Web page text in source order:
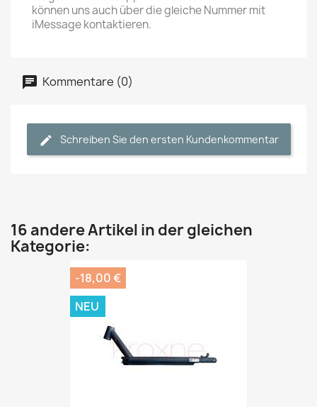
können uns auch über die gleiche Nummer mit
iMessage kontaktieren.
Kommentare (0)
Schreiben Sie den ersten Kundenkommentar
16 andere Artikel in der gleichen
Kategorie:
-18,00 €
NEU